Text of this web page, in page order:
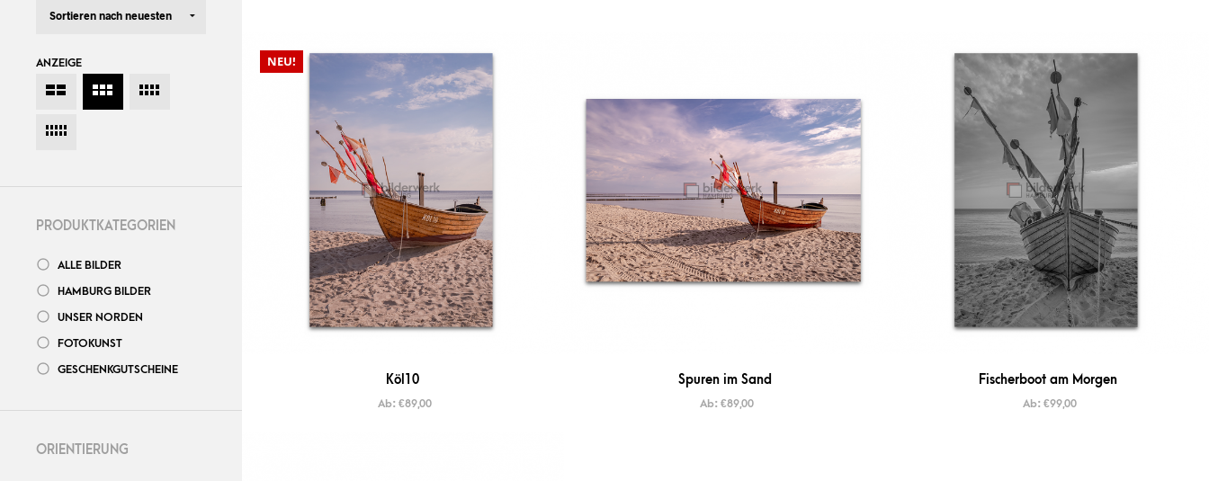
NEU!
Köl10
Ab: €89,00
Spuren im Sand
Ab:€89,00
Fischerboot am Morgen
Ab: €99,00
ANZEIGE
PRODUKTKATEGORIEN
ALLE BILDER
HAMBURG BILDER
UNSER NORDEN
FOTOKUNST
GESCHENKGUTSCHEINE
ORIENTIERUNG